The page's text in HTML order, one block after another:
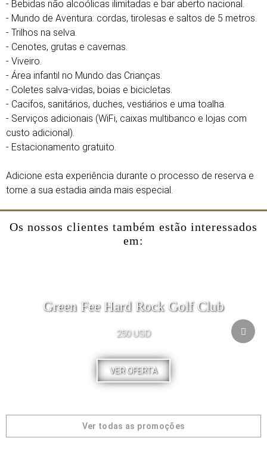
- Bebidas não alcoólicas ilimitadas e bar aberto nacional.
- Mundo de Aventura: cordas, tirolesas e saltos de 5 metros.
- Trilhos na selva.
- Cenotes, grutas e cavernas.
- Viveiro.
- Área infantil no Mundo das Crianças.
- Coletes salva-vidas, boias e bicicletas.
- Cacifos, sanitários, duches, vestiários e uma toalha.
- Serviços adicionais (WiFi, caixas multibanco e lojas com
custo adicional).
- Estacionamento gratuito.
Adicione esta experiência durante o processo de reserva e
torne a sua estadia ainda mais especial.
Os nossos clientes também estão interessados
em:
Green Fee Hard Rock Golf Club
250 USD
VER OFERTA
Ver todas as promoções